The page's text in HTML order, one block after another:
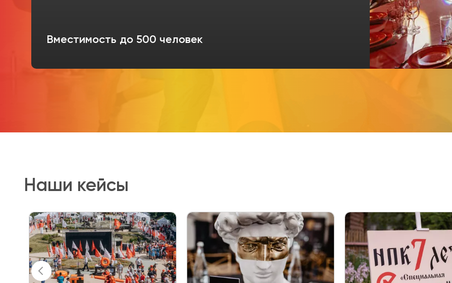
Вместимость до 500 человек
Наши кейсы